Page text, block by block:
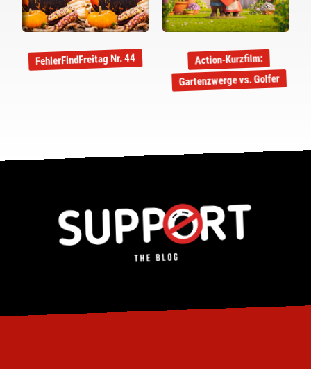
FehlerFindFreitag Nr. 44 Action-Kurzfilm:
Gartenzwerge vs. Golfer